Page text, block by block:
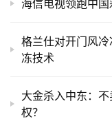
海信电视领跑中
格兰仕对开门风
冻技术
大金杀入中东：
权？